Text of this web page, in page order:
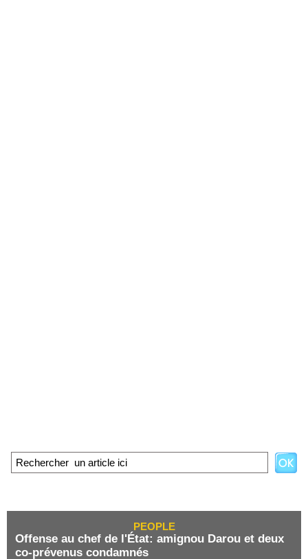
PEOPLE
Offense au chef de l'État: amignou Darou et deux
co-prévenus condamnés